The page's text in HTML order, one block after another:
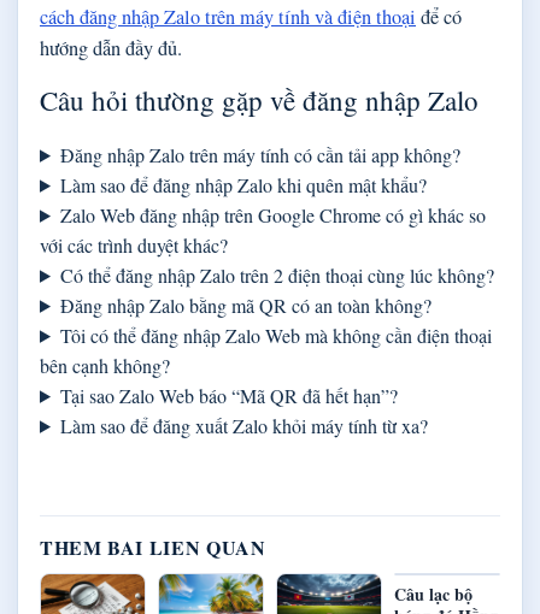
cách đăng nhập Zalo trên máy tính và điện thoại để có
hướng dẫn đầy đủ.
Câu hỏi thường gặp về đăng nhập Zalo
Đăng nhập Zalo trên máy tính có cần tải app không?
Làm sao để đăng nhập Zalo khi quên mật khẩu?
Zalo Web đăng nhập trên Google Chrome có gì khác so
với các trình duyệt khác?
Có thể đăng nhập Zalo trên 2 điện thoại cùng lúc không?
Đăng nhập Zalo bằng mã QR có an toàn không?
Tôi có thể đăng nhập Zalo Web mà không cần điện thoại
bên cạnh không?
Tại sao Zalo Web báo “Mã QR đã hết hạn”?
Làm sao để đăng xuất Zalo khỏi máy tính từ xa?
THEM BAI LIEN QUAN
Câu lạc bộ